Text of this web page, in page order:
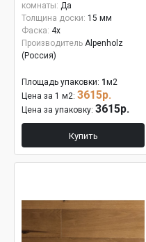
комнаты: Да
Толщина доски: 15 мм
Фаска: 4x
Производитель Alpenholz
(Россия)
Площадь упаковки: 1 м2
Цена за 1 м2: 3615р.
Цена за упаковку: 3615р.
Купить